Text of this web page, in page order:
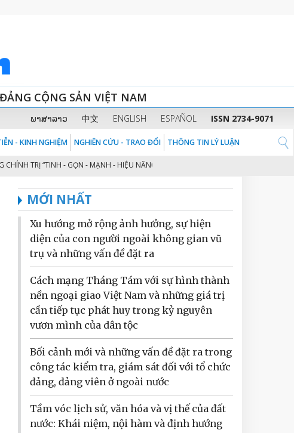
CỘNG SẢN VIỆT NAM
ພາສາລາວ 中文 ENGLISH ESPAÑOL ISSN 2734-9071
- KINH NGHIỆM NGHIÊN CỨU - TRAO ĐỔI THÔNG TIN LÝ LUẬN
TRỊ “TINH - GỌN - MẠNH - HIỆU NĂNG - HIỆU LỰC - HIỆU QUẢ” THEO TINH THẦN
MỚI NHẤT
Xu hướng mở rộng ảnh hưởng, sự hiện
diện của con người ngoài không gian vũ
trụ và những vấn đề đặt ra
Cách mạng Tháng Tám với sự hình thành
nền ngoại giao Việt Nam và những giá trị
cần tiếp tục phát huy trong kỷ nguyên
vươn mình của dân tộc
Bối cảnh mới và những vấn đề đặt ra trong
công tác kiểm tra, giám sát đối với tổ chức
đảng, đảng viên ở ngoài nước
Tầm vóc lịch sử, văn hóa và vị thế của đất
nước: Khái niệm, nội hàm và định hướng